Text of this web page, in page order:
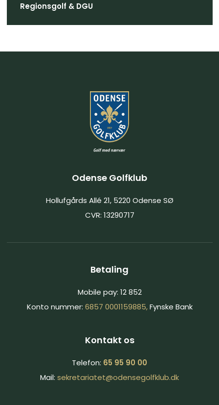
Regionsgolf & DGU
Odense Golfklub
Hollufgårds Allé 21, 5220 Odense SØ
CVR: 13290717
Betaling
Mobile pay: 12 852
Konto nummer: 6857 0001159885,Fynske Bank
Kontakt os
Telefon: 65 95 90 00
Mail: sekretariatet@​odensegolfklub.dk